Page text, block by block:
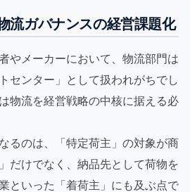
流ガバナンスの経営課題化
やメーカーにおいて、物流部門は
センター」として扱われがちでし
物流を経営戦略の中核に据える必
るのは、「特定荷主」の対象が商
だけでなく、納品先として荷物を
といった「着荷主」にも及ぶ点で